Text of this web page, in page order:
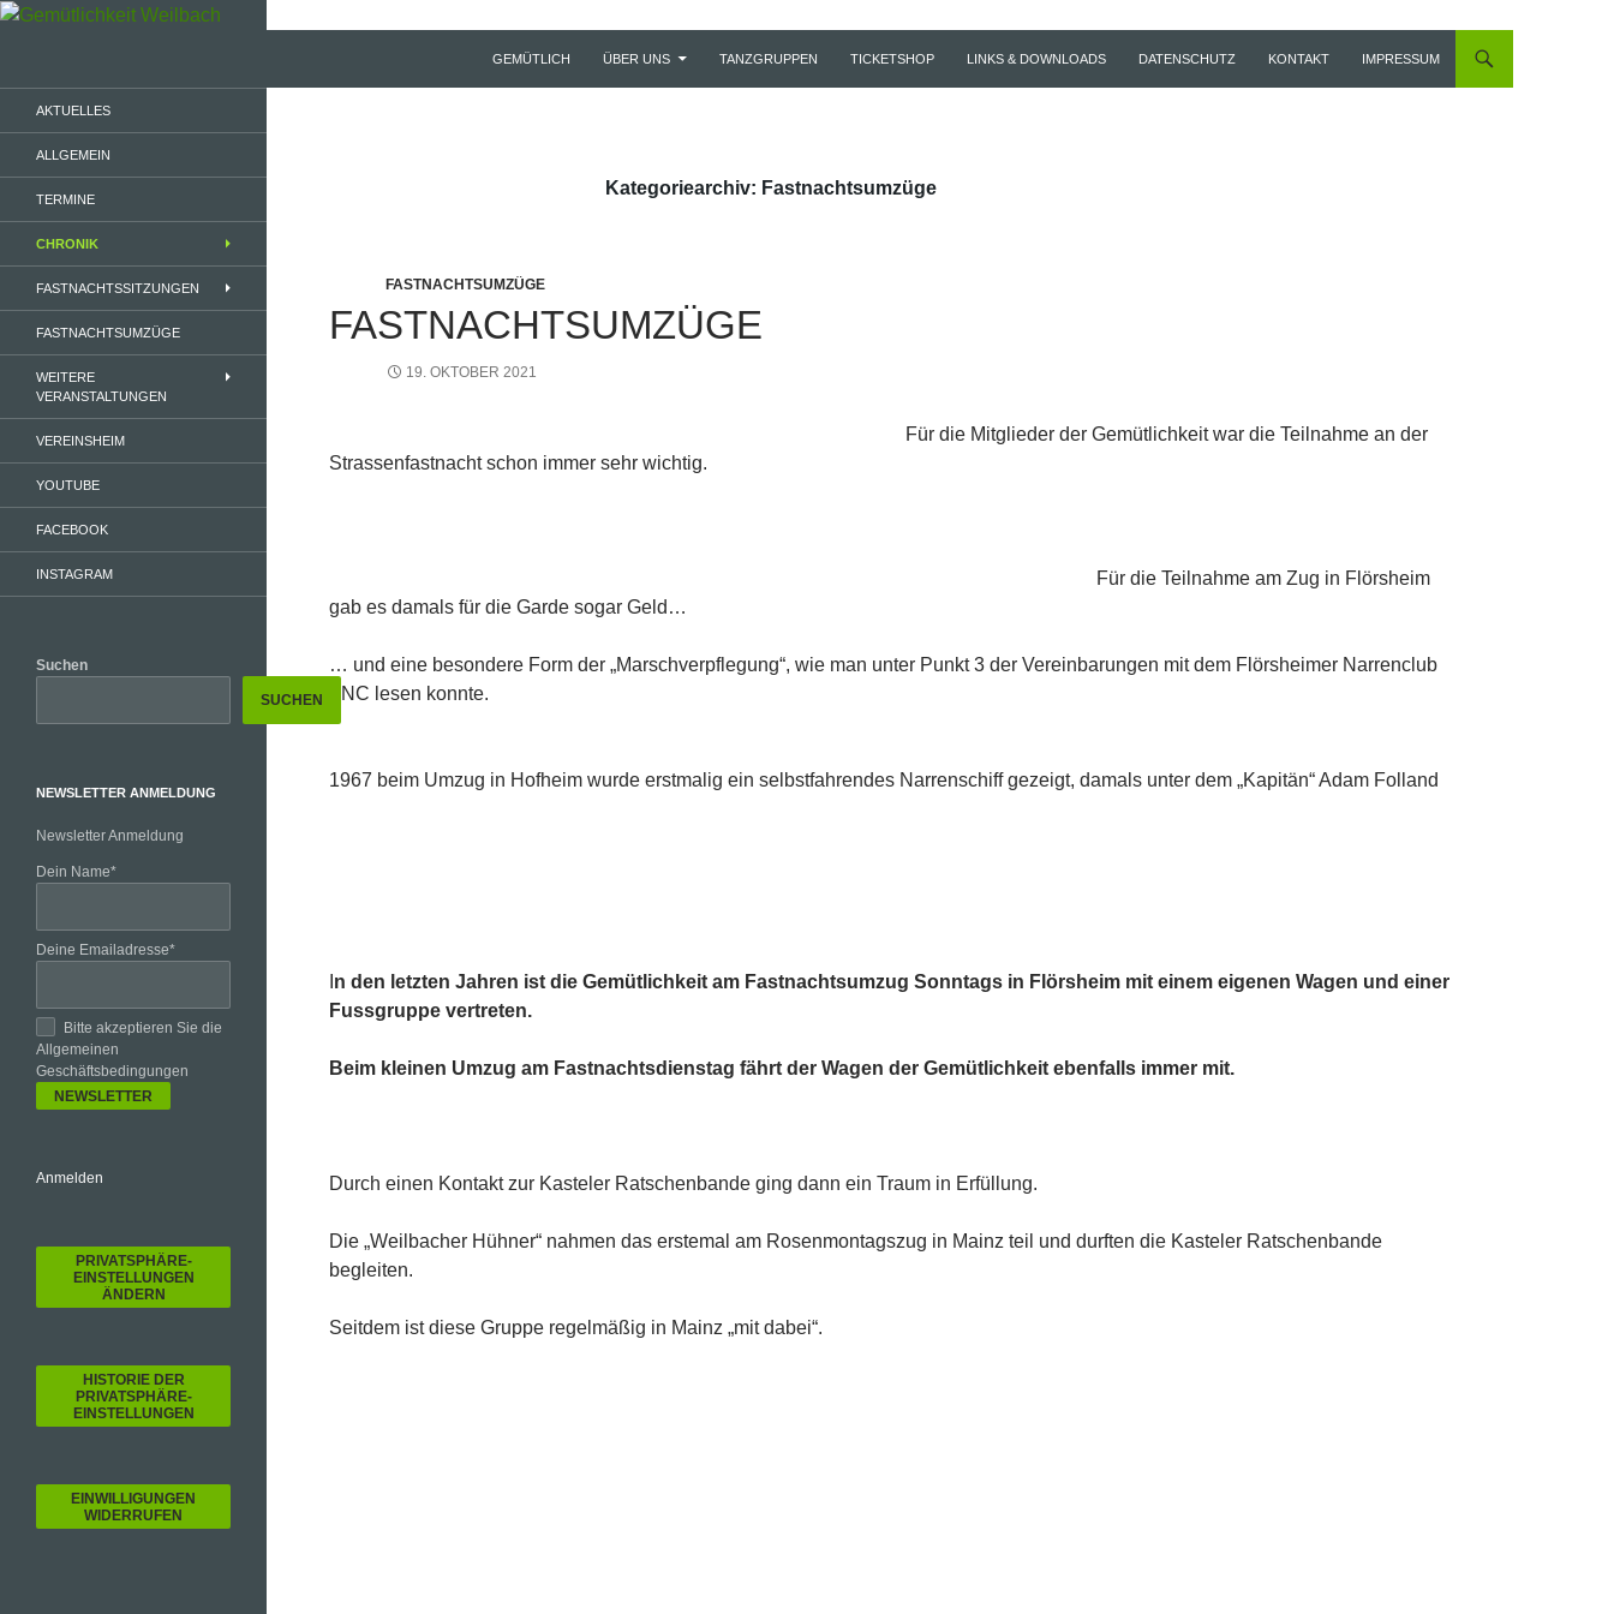
Zum
GEMÜTLICH ÜBER UNS TANZGRUPPEN TICKETSHOP LINKS & DOWNLOADS DATENSCHUTZ KONTAKT IMPRESSUM
Kategoriearchiv: Fastnachtsumzüge
FASTNACHTSUMZÜGE
FASTNACHTSUMZÜGE
19. OKTOBER 2021
Für die Mitglieder der Gemütlichkeit war die Teilnahme an der
Strassenfastnacht schon immer sehr wichtig.
Für die Teilnahme am Zug in Flörsheim
gab es damals für die Garde sogar Geld…
… und eine besondere Form der „Marschverpflegung“, wie man unter Punkt 3 der Vereinbarungen mit dem Flörsheimer Narrenclub
FNC lesen konnte.
1967 beim Umzug in Hofheim wurde erstmalig ein selbstfahrendes Narrenschiff gezeigt, damals unter dem „Kapitän“ Adam Folland
n den letzten Jahren ist die Gemütlichkeit am Fastnachtsumzug Sonntags in Flörsheim mit einem eigenen Wagen und einer
Fussgruppe vertreten.
Beim kleinen Umzug am Fastnachtsdienstag fährt der Wagen der Gemütlichkeit ebenfalls immer mit.
Durch einen Kontakt zur Kasteler Ratschenbande ging dann ein Traum in Erfüllung.
Die „Weilbacher Hühner“ nahmen das erstemal am Rosenmontagszug in Mainz teil und durften die Kasteler Ratschenbande
begleiten.
Seitdem ist diese Gruppe regelmäßig in Mainz „mit dabei“.
AKTUELLES
ALLGEMEIN
TERMINE
CHRONIK
FASTNACHTSSITZUNGEN
FASTNACHTSUMZÜGE
WEITERE
VERANSTALTUNGEN
VEREINSHEIM
YOUTUBE
FACEBOOK
INSTAGRAM
Suchen
SUCHEN
NEWSLETTER ANMELDUNG
Newsletter Anmeldung
Dein Name*
Deine Emailadresse*
Bitte akzeptieren Sie die
Allgemeinen
Geschäftsbedingungen
Anmelden
PRIVATSPHÄRE-
EINSTELLUNGEN
ÄNDERN
HISTORIE DER
PRIVATSPHÄRE-
EINSTELLUNGEN
EINWILLIGUNGEN
WIDERRUFEN